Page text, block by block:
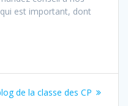
est important, dont
de la classe des CP